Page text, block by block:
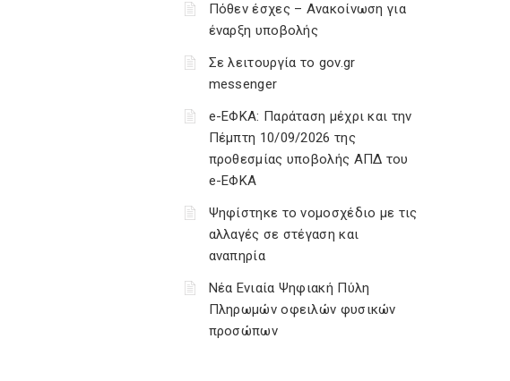
Πόθεν έσχες – Ανακοίνωση για
έναρξη υποβολής
Σε λειτουργία το gov.gr
messenger
e-ΕΦΚΑ: Παράταση μέχρι και την
Πέμπτη 10/09/2026 της
προθεσμίας υποβολής ΑΠΔ του
e-ΕΦΚΑ
Ψηφίστηκε το νομοσχέδιο με τις
αλλαγές σε στέγαση και
αναπηρία
Νέα Ενιαία Ψηφιακή Πύλη
Πληρωμών οφειλών φυσικών
προσώπων